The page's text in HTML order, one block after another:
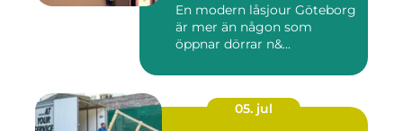
En modern låsjour Göteborg
är mer än någon som
öppnar dörrar n&...
05. jul